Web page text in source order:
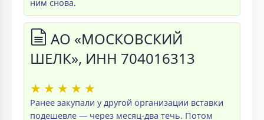
ним снова.
АО «МОСКОВСКИЙ
ШЕЛК», ИНН 704016313
★ ★ ★ ★ ★
Ранее закупали у другой организации вставки
подешевле — через месяц-два течь. Потом